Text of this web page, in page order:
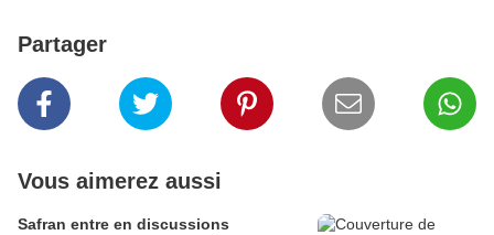
Partager
Vous aimerez aussi
Safran entre en discussions